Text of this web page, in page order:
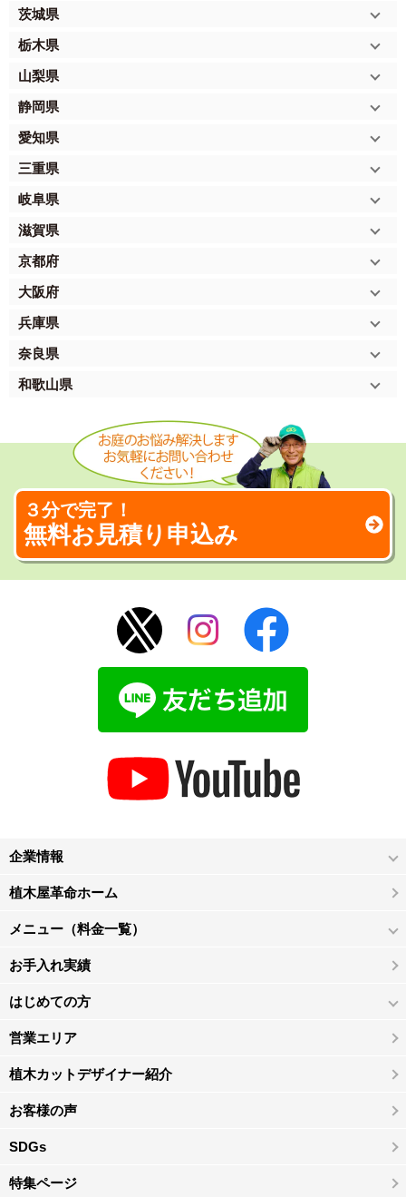
茨城県
栃木県
山梨県
静岡県
愛知県
三重県
岐阜県
滋賀県
京都府
大阪府
兵庫県
奈良県
和歌山県
３分で完了！
無料お見積り申込み
企業情報
植木屋革命ホーム
メニュー（料金一覧）
お手入れ実績
はじめての方
営業エリア
植木カットデザイナー紹介
お客様の声
SDGs
特集ページ